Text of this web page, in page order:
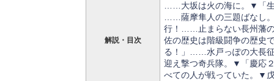
解説・目次
……大坂は火の海に。▼「
……薩摩隼人の三題ばなし
行！……止まらない長州藩
佐の歴史は階級闘争の歴史
る！」……水戸っぽの大長
迎え撃つ奇兵隊。▼「慶応
べての人が戦っていた。▼